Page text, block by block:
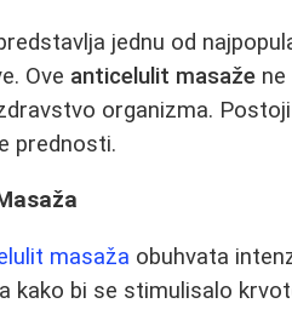
jednu od
Ove anticelulit masaže
organizma.
prednosti.
masaža obuhvata
kako bi se stimulisalo